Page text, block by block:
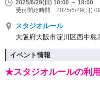
2025/6/29(日) 10:00 ～ 18:00
受付開始時間 2025/6/29(日)
スタジオルール
大阪府大阪市淀川区西中島
イベント情報
★スタジオルールの利